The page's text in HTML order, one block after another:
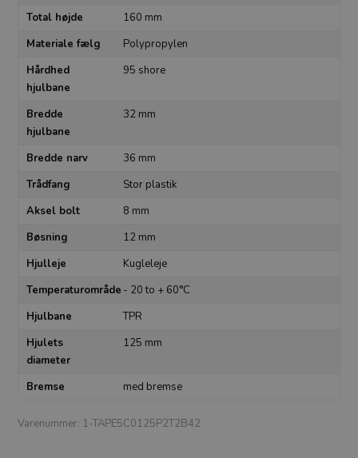
Total højde
160 mm
Materiale fælg
Polypropylen
Hårdhed
hjulbane
95 shore
Bredde
hjulbane
32 mm
Bredde narv
36 mm
Trådfang
Stor plastik
Aksel bolt
8 mm
Bøsning
12 mm
Hjulleje
Kugleleje
Temperaturområde - 20 to + 60°C
Hjulbane
TPR
Hjulets
diameter
125 mm
Bremse med bremse
Varenummer: 1-TAPE5C0125P2T2B42